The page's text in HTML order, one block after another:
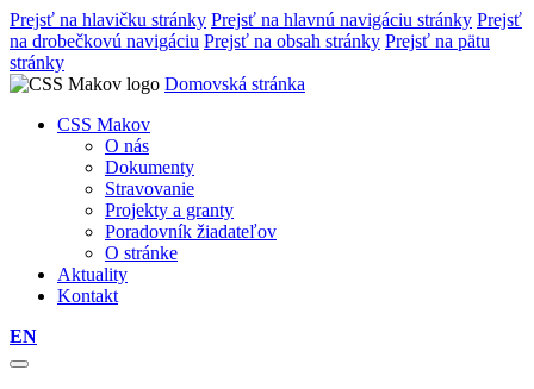
Prejsť na hlavičku stránky Prejsť na hlavnú navigáciu stránky Prejsť
na drobečkovú navigáciu Prejsť na obsah stránky Prejsť na pätu
stránky
Domovská stránka
CSS Makov
O nás
Dokumenty
Stravovanie
Projekty a granty
Poradovník žiadateľov
O stránke
Aktuality
Kontakt
EN